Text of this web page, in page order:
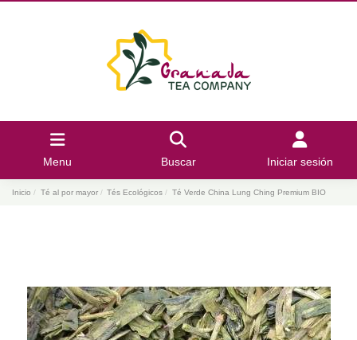
Menu Buscar Iniciar sesión
Inicio Té al por mayor Tés Ecológicos Té Verde China Lung Ching Premium BIO